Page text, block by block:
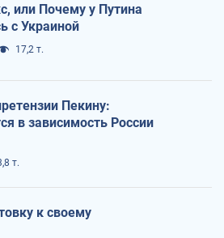
или Почему у Путина
с Украиной
17,2 т.
Пекину:
в зависимость России
т.
к своему